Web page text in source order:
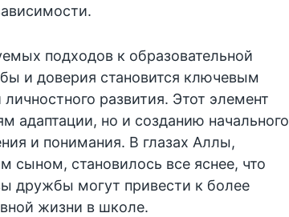
подходов к образовательной
и доверия становится ключевым
развития. Этот элемент
адаптации, но и созданию начального
и понимания. В глазах Аллы,
сыном, становилось все яснее, что
дружбы могут привести к более
жизни в школе.